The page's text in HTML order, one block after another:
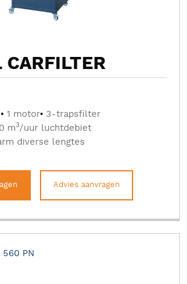
CARFILTER
1 motor 3-trapsfilter
m3/uur luchtdebiet
diverse lengtes
Advies aanvragen